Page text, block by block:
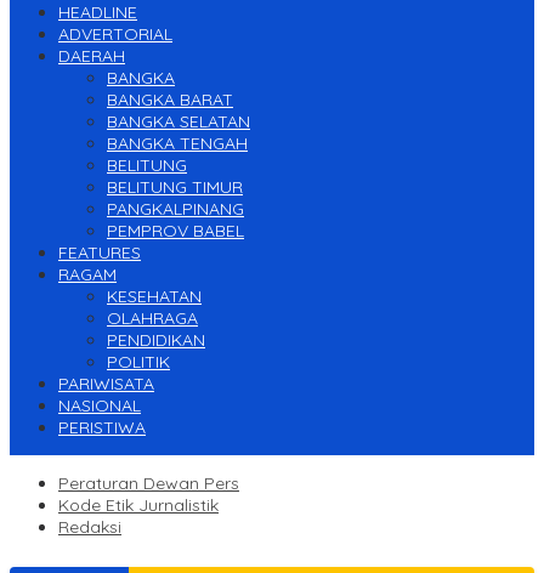
HEADLINE
ADVERTORIAL
DAERAH
BANGKA
BANGKA BARAT
BANGKA SELATAN
BANGKA TENGAH
BELITUNG
BELITUNG TIMUR
PANGKALPINANG
PEMPROV BABEL
FEATURES
RAGAM
KESEHATAN
OLAHRAGA
PENDIDIKAN
POLITIK
PARIWISATA
NASIONAL
PERISTIWA
Peraturan Dewan Pers
Kode Etik Jurnalistik
Redaksi